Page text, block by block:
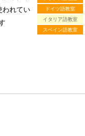
ドイツ語教室
イタリア語教室
スペイン語教室
われてい